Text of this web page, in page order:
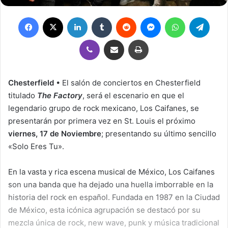
Facebook LinkedIn Tumblr Reddit MessengerWhatsApp
Viber Compartir por correo electrónicoImprimir
Chesterfield • El salón de conciertos en Chesterfield
titulado The Factory, será el escenario en que el
legendario grupo de rock mexicano, Los Caifanes, se
presentarán por primera vez en St. Louis el próximo
viernes, 17 de Noviembre; presentando su último sencillo
«Solo Eres Tu».
En la vasta y rica escena musical de México, Los Caifanes
son una banda que ha dejado una huella imborrable en la
historia del rock en español. Fundada en 1987 en la Ciudad
de México, esta icónica agrupación se destacó por su
mezcla única de rock, new wave, punk y música tradicional